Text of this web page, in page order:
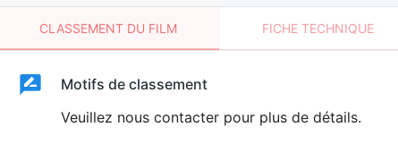
CLASSEMENT DU FILM FICHE TECHNIQUE
ClassementClassement
Motifs de classement
Veuillez nous contacter pour plus de détails.